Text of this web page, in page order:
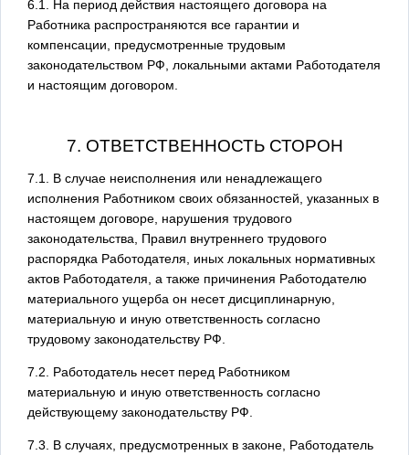
6.1. На период действия настоящего договора на
Работника распространяются все гарантии и
компенсации, предусмотренные трудовым
законодательством РФ, локальными актами Работодателя
и настоящим договором.
7. ОТВЕТСТВЕННОСТЬ СТОРОН
7.1. В случае неисполнения или ненадлежащего
исполнения Работником своих обязанностей, указанных в
настоящем договоре, нарушения трудового
законодательства, Правил внутреннего трудового
распорядка Работодателя, иных локальных нормативных
актов Работодателя, а также причинения Работодателю
материального ущерба он несет дисциплинарную,
материальную и иную ответственность согласно
трудовому законодательству РФ.
7.2. Работодатель несет перед Работником
материальную и иную ответственность согласно
действующему законодательству РФ.
7.3. В случаях, предусмотренных в законе, Работодатель